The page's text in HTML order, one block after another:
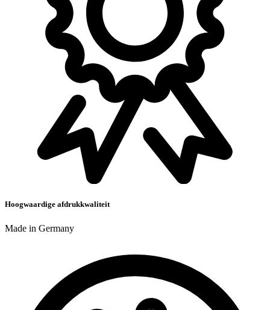
Hoogwaardige afdrukkwaliteit
Made in Germany